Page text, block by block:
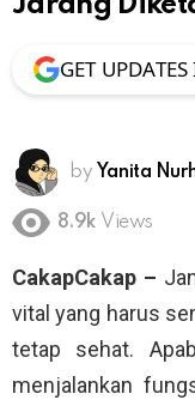
GET
by Yanita
8.9k Views
CakapCakap –
vital yang harus
tetap sehat.
menjalankan